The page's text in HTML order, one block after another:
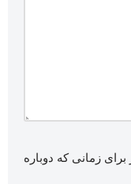
زمانی که دوباره